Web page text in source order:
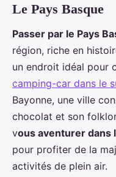
Le Pays Basque
Passer par le Pays
région, riche en
un endroit idéal pour
camping-car dans le
Bayonne, une ville
chocolat et son
vous aventurer dans
pour profiter de la
activités de plein air.